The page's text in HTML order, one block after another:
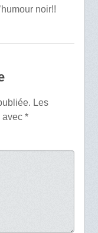
noir!!
Les
avec *